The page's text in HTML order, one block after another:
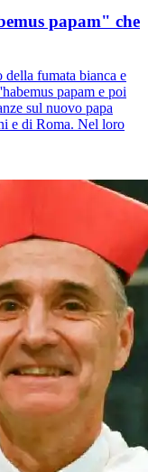
papam" che
fumata bianca e
papam e poi
sul nuovo papa
e di Roma. Nel loro